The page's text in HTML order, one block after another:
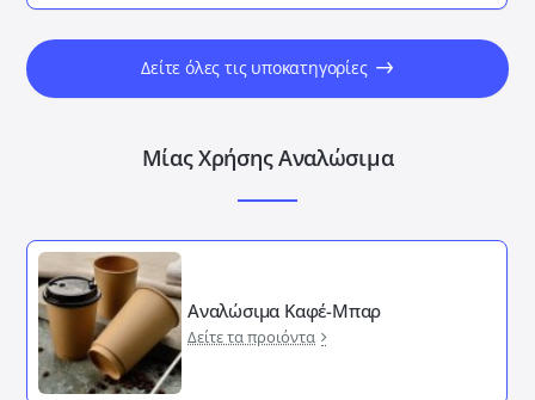
Δείτε όλες τις υποκατηγορίες
Μίας Χρήσης Αναλώσιμα
Αναλώσιμα Καφέ-Μπαρ
Δείτε τα προιόντα